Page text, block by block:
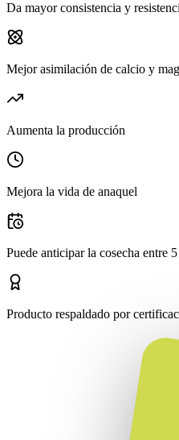
Da mayor consistencia y
Mejor asimilación de calcio y
Aumenta la producción
Mejora la vida de anaquel
Puede anticipar la cosecha entre
Producto respaldado por